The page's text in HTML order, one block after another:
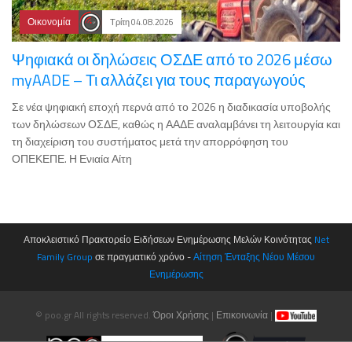
Οικονομία Τρίτη 04.08.2026
Ψηφιακά οι δηλώσεις ΟΣΔΕ από το 2026 μέσω
myAADE – Τι αλλάζει για τους παραγωγούς
Σε νέα ψηφιακή εποχή περνά από το 2026 η διαδικασία υποβολής
των δηλώσεων ΟΣΔΕ, καθώς η ΑΑΔΕ αναλαμβάνει τη λειτουργία και
τη διαχείριση του συστήματος μετά την απορρόφηση του
ΟΠΕΚΕΠΕ. Η Ενιαία Αίτη
Αποκλειστικό Πρακτορείο Ειδήσεων Ενημέρωσης Μελών Κοινότητας Net
Family Group σε πραγματικό χρόνο -Αίτηση Ένταξης Νέου Μέσου
Ενημέρωσης
© poo.gr All rights reserved.Όροι Χρήσης | Επικοινωνία|